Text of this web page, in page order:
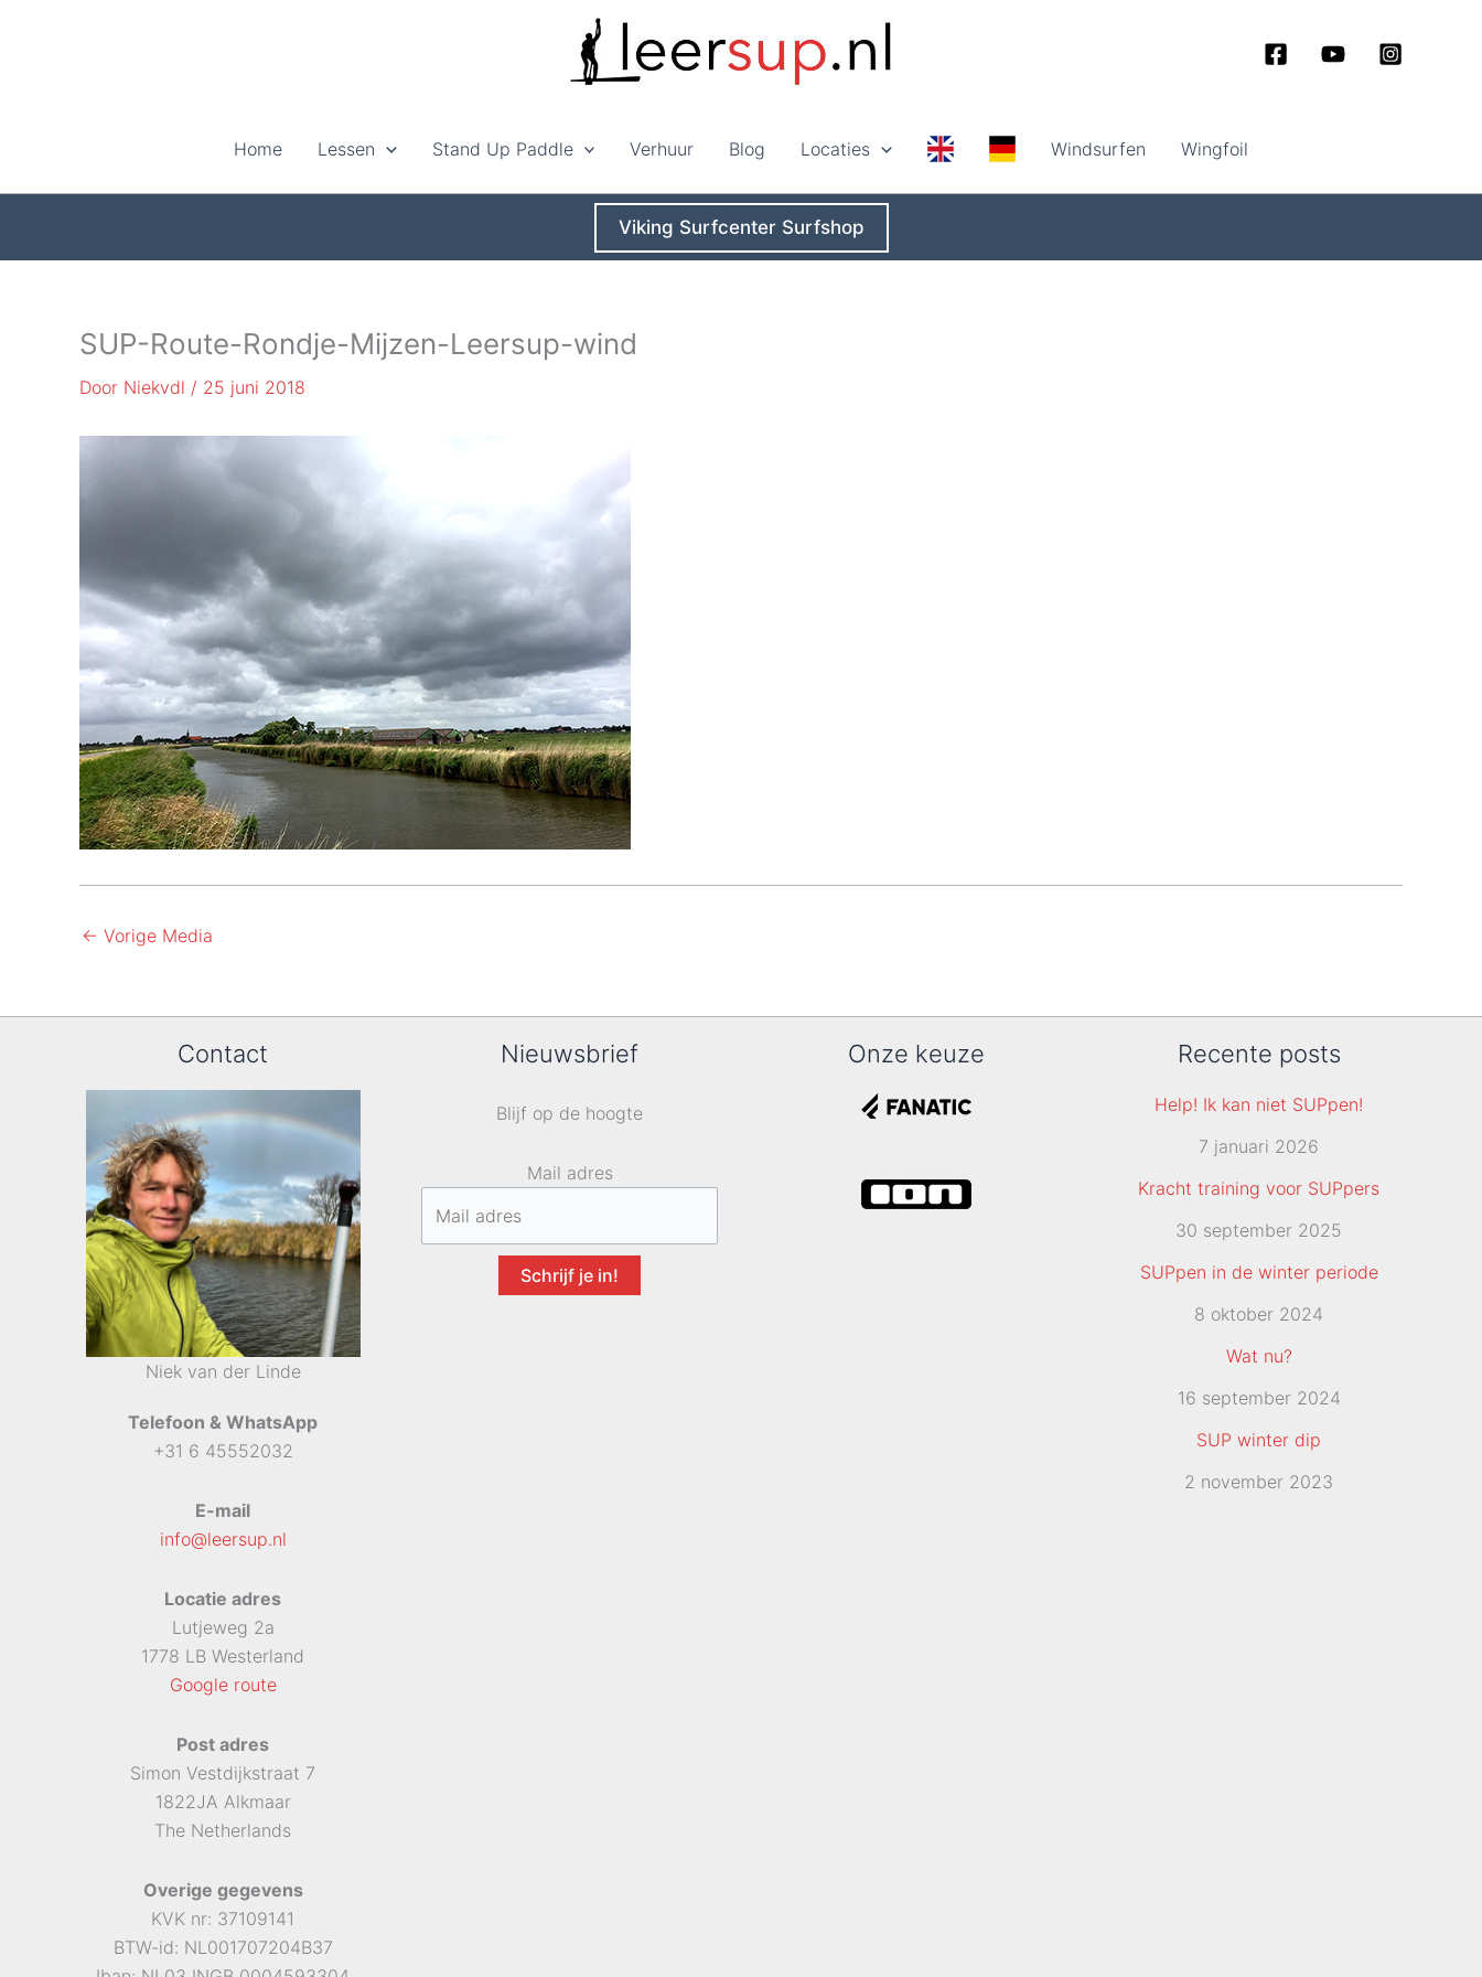
Home Lessen Stand Up Paddle Verhuur Blog Locaties Windsurfen Wingfoil
Viking Surfcenter Surfshop
SUP-Route-Rondje-Mijzen-Leersup-wind
Door Niekvdl / 25 juni 2018
← Vorige Media
Contact
Niek van der Linde
Telefoon & WhatsApp
+31 6 45552032
E-mail
info@leersup.nl
Locatie adres
Lutjeweg 2a
1778 LB Westerland
Google route
Post adres
Simon Vestdijkstraat 7
1822JA Alkmaar
The Netherlands
Overige gegevens
KVK nr: 37109141
BTW-id: NL001707204B37
Nieuwsbrief
Blijf op de hoogte
Mail adres
Schrijf je in!
Onze keuze Recente posts
Help! Ik kan niet SUPpen!
7 januari 2026
Kracht training voor SUPpers
30 september 2025
SUPpen in de winter periode
8 oktober 2024
Wat nu?
16 september 2024
SUP winter dip
2 november 2023